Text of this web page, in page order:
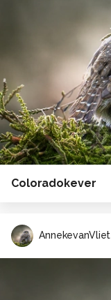
Coloradokever
AnnekevanVliet